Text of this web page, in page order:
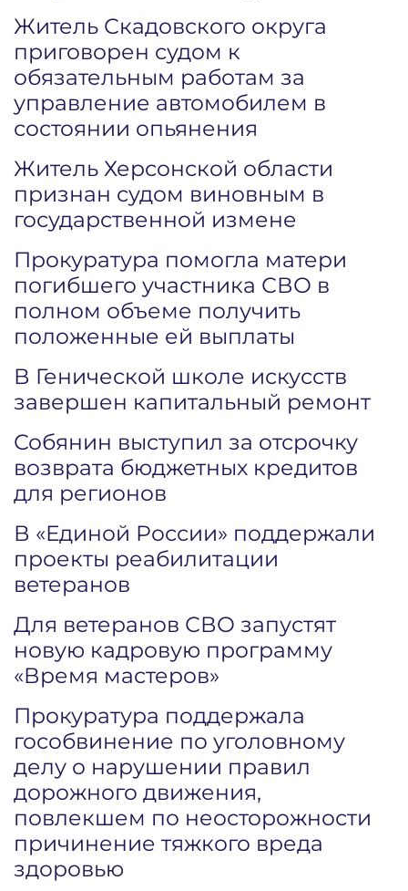
Житель Скадовского округа
приговорен судом к
обязательным работам за
управление автомобилем в
состоянии опьянения
Житель Херсонской области
признан судом виновным в
государственной измене
Прокуратура помогла матери
погибшего участника СВО в
полном объеме получить
положенные ей выплаты
В Генической школе искусств
завершен капитальный ремонт
Собянин выступил за отсрочку
возврата бюджетных кредитов
для регионов
В «Единой России» поддержали
проекты реабилитации
ветеранов
Для ветеранов СВО запустят
новую кадровую программу
«Время мастеров»
Прокуратура поддержала
гособвинение по уголовному
делу о нарушении правил
дорожного движения,
повлекшем по неосторожности
причинение тяжкого вреда
здоровью